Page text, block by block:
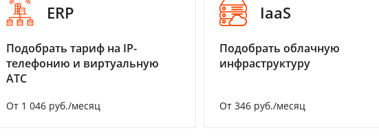
ERP
Подобрать тариф на IP-
телефонию и виртуальную
АТС
От 1 046 руб./месяц
IaaS
Подобрать облачную
инфраструктуру
От 346 руб./месяц